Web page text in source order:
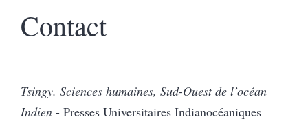
Contact
Tsingy. Sciences humaines, Sud-Ouest de l’océan
Indien - Presses Universitaires Indianocéaniques